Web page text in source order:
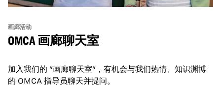
画廊活动
OMCA 画廊聊天室
加入我们的 "画廊聊天室"，有机会与我们热情、知识渊博
的 OMCA 指导员聊天并提问。